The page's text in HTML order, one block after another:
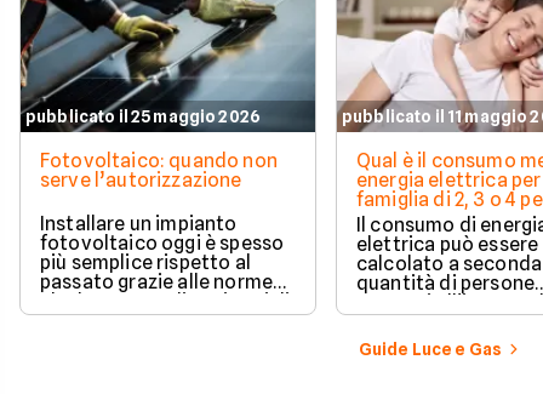
pubblicato il 25 maggio 2026
Fotovoltaico: quando non
serve l’autorizzazione
Installare un impianto
fotovoltaico oggi è spesso
più semplice rispetto al
passato grazie alle norme
che hanno ampliato i casi di
edilizia libera.
pubblicato il 11 maggio
Qual è il consumo
energia elettrica per
famiglia di 2, 3 o 4
Il consumo di
elettrica può essere
calcolato a
quantità di persone
presenti all'interno
determinato
numerosi i fattori
influenzano questo
Guide Luce e Gas